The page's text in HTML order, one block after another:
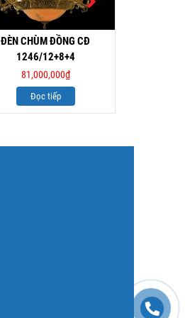
ĐÈN CHÙM ĐỒNG CĐ
1246/12+8+4
81,000,000₫
Đọc tiếp